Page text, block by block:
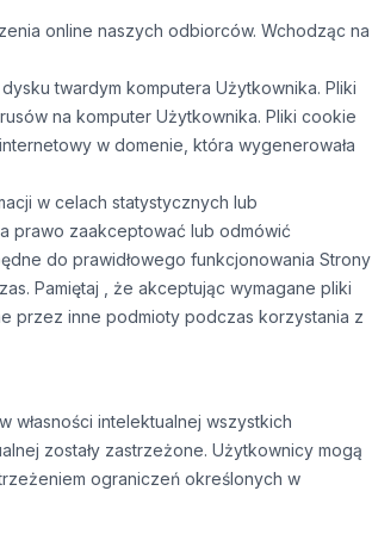
online naszych odbiorców. Wchodząc na
twardym komputera Użytkownika. Pliki
na komputer Użytkownika. Pliki cookie
w domenie, która wygenerowała
w celach statystycznych lub
prawo zaakceptować lub odmówić
do prawidłowego funkcjonowania Strony
Pamiętaj , że akceptując wymagane pliki
przez inne podmioty podczas korzystania z
własności intelektualnej wszystkich
zostały zastrzeżone. Użytkownicy mogą
ograniczeń określonych w